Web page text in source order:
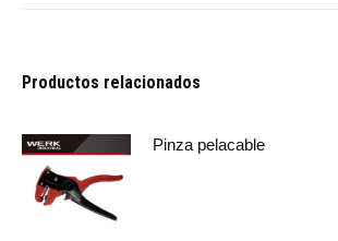
Productos relacionados
Pinza pelacable